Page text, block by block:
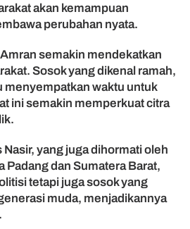
akan kemampuan
perubahan nyata.
semakin mendekatkan
Sosok yang dikenal ramah,
menyempatkan waktu untuk
ini semakin memperkuat citra
yang juga dihormati oleh
Padang dan Sumatera Barat,
tetapi juga sosok yang
muda, menjadikannya